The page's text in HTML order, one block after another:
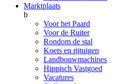
Marktplaats
b
Voor het Paard
Voor de Ruiter
Rondom de stal
Koets en rijtuigen
Landbouwmachines
Hippisch Vastgoed
Vacatures